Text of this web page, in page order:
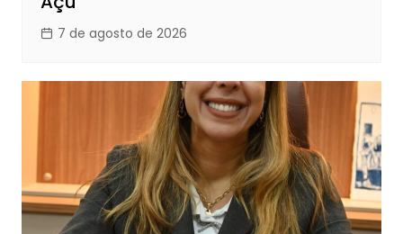
7 de agosto de 2026